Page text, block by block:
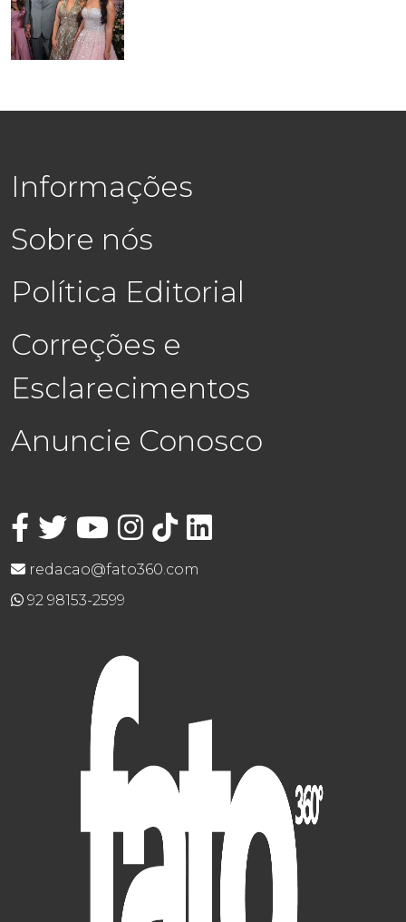
Informações
Sobre nós
Política Editorial
Correções e
Esclarecimentos
Anuncie Conosco
redacao@fato360.com
92 98153-2599